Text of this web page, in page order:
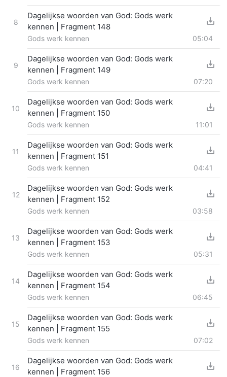
8
Dagelijkse woorden van God: Gods werk
kennen | Fragment 148
Gods werk kennen 05:04
9
Dagelijkse woorden van God: Gods werk
kennen | Fragment 149
Gods werk kennen 07:20
10
Dagelijkse woorden van God: Gods werk
kennen | Fragment 150
Gods werk kennen 11:01
11
Dagelijkse woorden van God: Gods werk
kennen | Fragment 151
Gods werk kennen 04:41
12
Dagelijkse woorden van God: Gods werk
kennen | Fragment 152
Gods werk kennen 03:58
13
Dagelijkse woorden van God: Gods werk
kennen | Fragment 153
Gods werk kennen 05:31
14
Dagelijkse woorden van God: Gods werk
kennen | Fragment 154
Gods werk kennen 06:45
15
Dagelijkse woorden van God: Gods werk
kennen | Fragment 155
Gods werk kennen 07:02
16
Dagelijkse woorden van God: Gods werk
kennen | Fragment 156